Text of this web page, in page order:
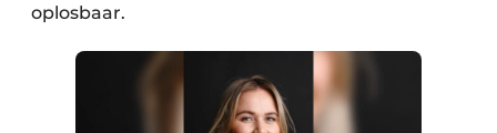
oplosbaar.